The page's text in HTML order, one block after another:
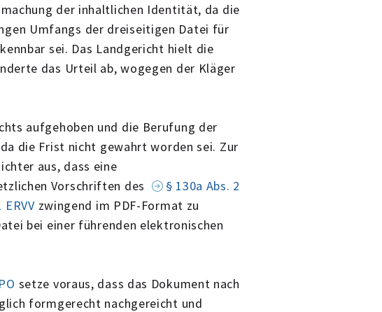
der inhaltlichen Identität, da die
Umfangs der dreiseitigen Datei für
sei. Das Landgericht hielt die
das Urteil ab, wogegen der Kläger
aufgehoben und die Berufung der
die Frist nicht gewahrt worden sei. Zur
aus, dass eine
Vorschriften des
§ 130a Abs. 2
ERVVzwingend im PDF-Format zu
bei einer führenden elektronischen
setze voraus, dass das Dokument nach
formgerecht nachgereicht und